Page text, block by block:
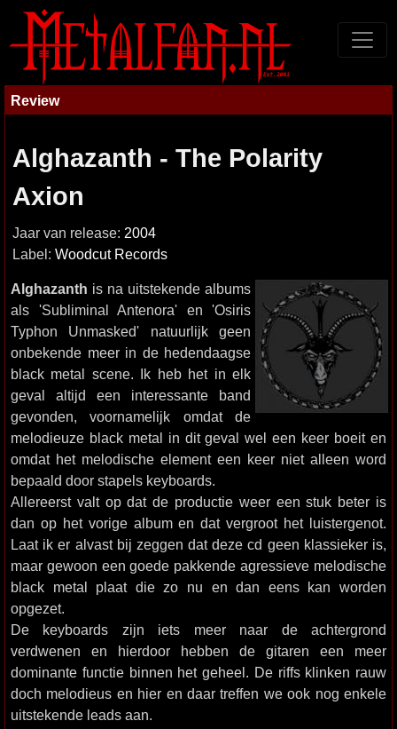
Review
Alghazanth - The Polarity
Axion
Jaar van release: 2004
Label: Woodcut Records
Alghazanth is na uitstekende albums
als 'Subliminal Antenora' en 'Osiris
Typhon Unmasked' natuurlijk geen
onbekende meer in de hedendaagse
black metal scene. Ik heb het in elk
geval altijd een interessante band
gevonden, voornamelijk omdat de
melodieuze black metal in dit geval wel een keer boeit en
omdat het melodische element een keer niet alleen word
bepaald door stapels keyboards.
Allereerst valt op dat de productie weer een stuk beter is
dan op het vorige album en dat vergroot het luistergenot.
Laat ik er alvast bij zeggen dat deze cd geen klassieker is,
maar gewoon een goede pakkende agressieve melodische
black metal plaat die zo nu en dan eens kan worden
opgezet.
De keyboards zijn iets meer naar de achtergrond
verdwenen en hierdoor hebben de gitaren een meer
dominante functie binnen het geheel. De riffs klinken rauw
doch melodieus en hier en daar treffen we ook nog enkele
uitstekende leads aan.